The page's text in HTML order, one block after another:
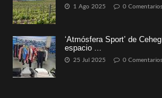
1 Ago 2025 0 Comentarios
‘Atmósfera Sport’ de
espacio ...
25 Jul 2025 0 Comentarios